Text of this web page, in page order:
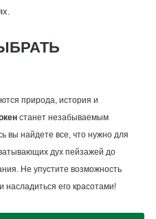
природа, история и
станет незабываемым
вы найдете все, что нужно для
дух пейзажей до
Не упустите возможность
насладиться его красотами!